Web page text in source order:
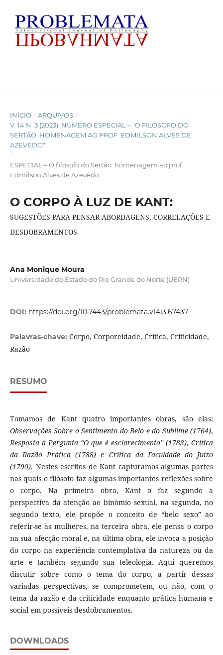
INÍCIO / ARQUIVOS /
V. 14 N. 3 (2023): NÚMERO ESPECIAL – "O FILÓSOFO DO
SERTÃO: HOMENAGEM AO PROF. EDMILSON ALVES DE
AZEVÊDO"
/
ESPECIAL – O filósofo do Sertão: homenagem ao prof.
Edmilson Alves de Azevêdo
O CORPO À LUZ DE KANT:
SUGESTÕES PARA PENSAR ABORDAGENS, CORRELAÇÕES E
DESDOBRAMENTOS
Ana Monique Moura
Universidade do Estado do Rio Grande do Norte (UERN)
DOI: https://doi.org/10.7443/problemata.v14i3.67437
Palavras-chave: Corpo, Corporeidade, Crítica, Criticidade,
Razão
RESUMO
Tomamos de Kant quatro importantes obras, são elas:
Observações Sobre o Sentimento do Belo e do Sublime (1764),
Resposta à Pergunta “O que é esclarecimento” (1783), Crítica
da Razão Prática (1788) eCrítica da Faculdade do Juízo
(1790). Nestes escritos de Kant capturamos algumas partes
nas quais o filósofo faz algumas importantes reflexões sobre
o corpo. Na primeira obra, Kant o faz segundo a
perspectiva da atenção ao binômio sexual, na segunda, no
segundo texto, ele propõe o conceito de “belo sexo” ao
referir-se às mulheres, na terceira obra, ele pensa o corpo
na sua afecção moral e, na última obra, ele invoca a posição
do corpo na experiência contemplativa da natureza ou da
arte e também segundo sua teleologia. Aqui queremos
discutir sobre como o tema do corpo, a partir dessas
variadas perspectivas, se comprometem, ou não, com o
tema da razão e da criticidade enquanto prática humana e
social em possíveis desdobramentos.
DOWNLOADS